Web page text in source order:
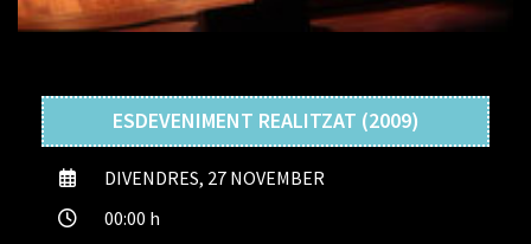
ESDEVENIMENT REALITZAT (2009)
DIVENDRES, 27 NOVEMBER
00:00 h